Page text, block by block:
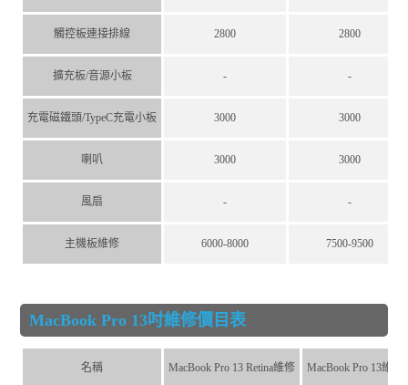
觸控板連接排線 2800 2800
擴充板/音源小板 - -
充電磁鐵頭/TypeC充電小板 3000 3000
喇叭 3000 3000
風扇 - -
主機板維修 6000-8000 7500-9500
MacBook Pro 13吋維修價目表
名稱 MacBook Pro 13 Retina維修 MacBook Pro 13維修